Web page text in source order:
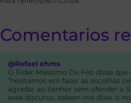
Comentarios
@Rafael ehms
O Élder Massimo De Feo disse
“hesitamos em fazer as escolhas
agradar ao Senhor sem ofender a
esse discurso, sabem me dizer o